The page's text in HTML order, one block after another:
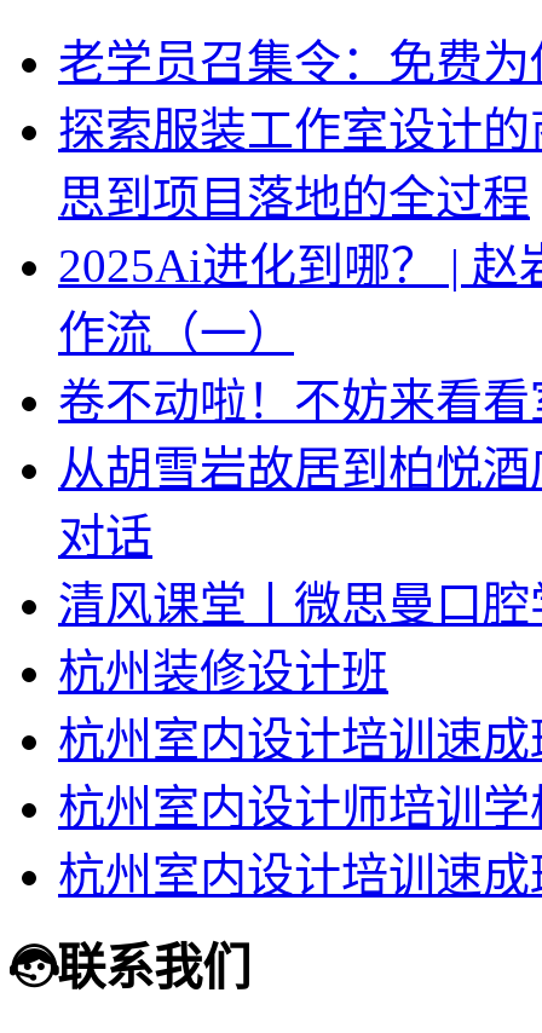
老学员召集令：免费
探索服装工作室设计
思到项目落地的全过程
2025Ai进化到哪？ |
作流（一）
卷不动啦！不妨来看
从胡雪岩故居到柏悦
对话
清风课堂丨微思曼口
杭州装修设计班
杭州室内设计培训速成
杭州室内设计师培训
杭州室内设计培训速成
联系我们